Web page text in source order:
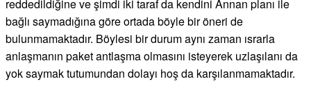
reddedildiğine ve şimdi iki taraf da kendini Annan planı ile
bağlı saymadığına göre ortada böyle bir öneri de
bulunmamaktadır. Böylesi bir durum aynı zaman ısrarla
anlaşmanın paket antlaşma olmasını isteyerek uzlaşılanı da
yok saymak tutumundan dolayı hoş da karşılanmamaktadır.